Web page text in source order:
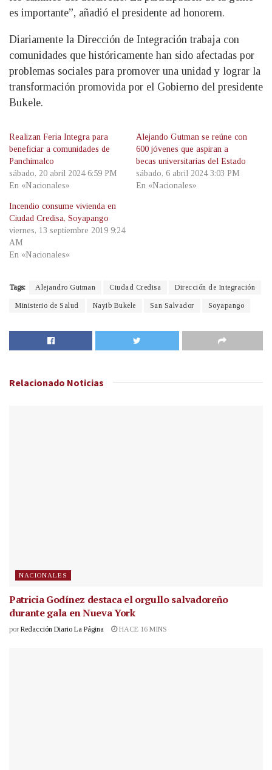
es importante”, añadió el presidente ad honorem.
Diariamente la Dirección de Integración trabaja con
comunidades que históricamente han sido afectadas por
problemas sociales para promover una unidad y lograr la
transformación promovida por el Gobierno del presidente
Bukele.
Realizan Feria Integra para
beneficiar a comunidades de
Panchimalco
sábado, 20 abril 2024 6:59 PM
En «Nacionales»
Alejando Gutman se reúne con
600 jóvenes que aspiran a
becas universitarias del Estado
sábado, 6 abril 2024 3:03 PM
En «Nacionales»
Incendio consume vivienda en
Ciudad Credisa, Soyapango
viernes, 13 septiembre 2019 9:24
AM
En «Nacionales»
Tags: Alejandro Gutman Ciudad Credisa Dirección de Integración
Ministerio de Salud Nayib Bukele San Salvador Soyapango
Relacionado Noticias
NACIONALES
Patricia Godínez destaca el orgullo salvadoreño
durante gala en Nueva York
por Redacción Diario La Página HACE 16 MINS